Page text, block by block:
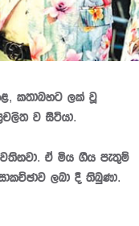
කතාබහට ලක් වූ
ව සිටියා.
ඒ මිය ගිය පැතුම්
ලබා දී තිබුණා.